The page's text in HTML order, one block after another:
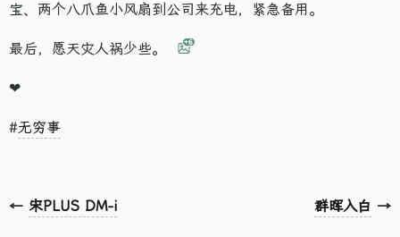
宝、两个八爪鱼小风扇到公司来充电，紧急备用。
最后，愿天灾人祸少些。 +6
❤
#无穷事
← 宋PLUS DM-i 群晖入白 →